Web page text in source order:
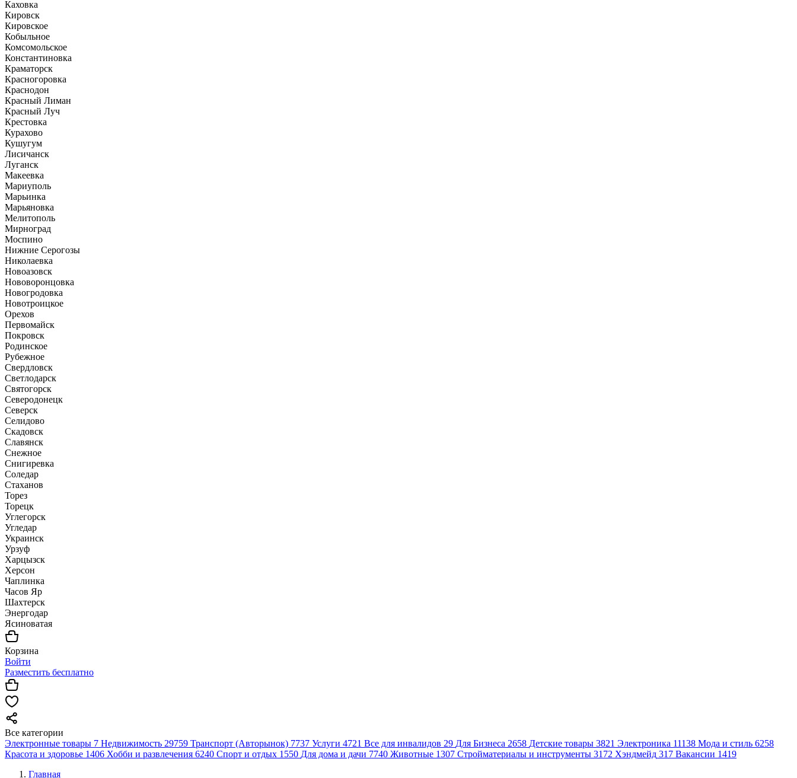
Каховка
Кировск
Кировское
Кобыльное
Комсомольское
Константиновка
Краматорск
Красногоровка
Краснодон
Красный Лиман
Красный Луч
Крестовка
Курахово
Кушугум
Лисичанск
Луганск
Макеевка
Мариуполь
Марьинка
Марьяновка
Мелитополь
Мирноград
Моспино
Нижние Серогозы
Николаевка
Новоазовск
Нововоронцовка
Новогродовка
Новотроицкое
Орехов
Первомайск
Покровск
Родинское
Рубежное
Свердловск
Светлодарск
Святогорск
Северодонецк
Северск
Селидово
Скадовск
Славянск
Снежное
Снигиревка
Соледар
Стаханов
Торез
Торецк
Углегорск
Угледар
Украинск
Урзуф
Харцызск
Херсон
Чаплинка
Часов Яр
Шахтерск
Энергодар
Ясиноватая
Корзина
Войти
Разместить бесплатно
Все категории
Электронные товары 7 Недвижимость 29759 Транспорт (Авторынок) 7737 Услуги 4721 Все для инвалидов 29 Для Бизнеса 2658 Детские товары 3821 Электроника 11138 Мода и стиль 6258
Красота и здоровье 1406 Хобби и развлечения 6240 Спорт и отдых 1550 Для дома и дачи 7740 Животные 1307 Стройматериалы и инструменты 3172 Хэндмейд 317 Вакансии 1419
Главная